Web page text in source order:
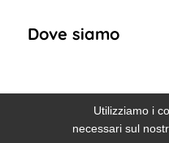
Dove siamo
Utilizziamo i
necessari sul